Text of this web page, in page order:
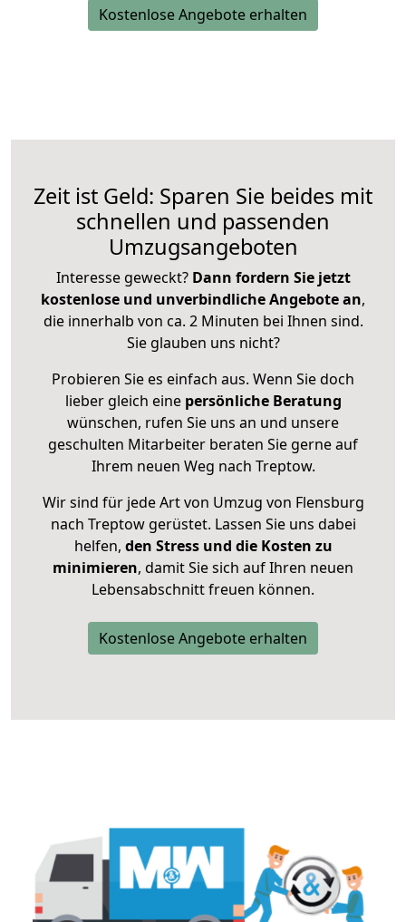
Kostenlose Angebote erhalten
Zeit ist Geld: Sparen Sie beides mit
schnellen und passenden
Umzugsangeboten
Interesse geweckt? Dann fordern Sie jetzt
kostenlose und unverbindliche Angebote an,
die innerhalb von ca. 2 Minuten bei Ihnen sind.
Sie glauben uns nicht?
Probieren Sie es einfach aus. Wenn Sie doch
lieber gleich eine persönliche Beratung
wünschen, rufen Sie uns an und unsere
geschulten Mitarbeiter beraten Sie gerne auf
Ihrem neuen Weg nach Treptow.
Wir sind für jede Art von Umzug von Flensburg
nach Treptow gerüstet. Lassen Sie uns dabei
helfen, den Stress und die Kosten zu
minimieren, damit Sie sich auf Ihren neuen
Lebensabschnitt freuen können.
Kostenlose Angebote erhalten